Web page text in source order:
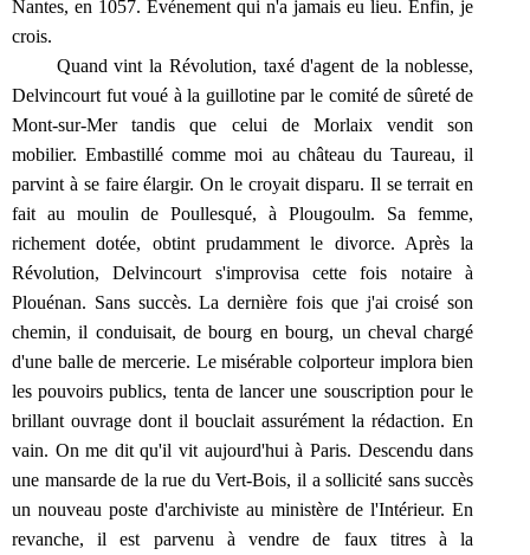
Nantes, en 1057. Evénement qui n'a jamais eu lieu. Enfin, je
crois.
Quand vint la Révolution, taxé d'agent de la noblesse,
Delvincourt fut voué à la guillotine par le comité de sûreté de
Mont-sur-Mer tandis que celui de Morlaix vendit son
mobilier. Embastillé comme moi au château du Taureau, il
parvint à se faire élargir. On le croyait disparu. Il se terrait en
fait au moulin de Poullesqué, à Plougoulm. Sa femme,
richement dotée, obtint prudamment le divorce. Après la
Révolution, Delvincourt s'improvisa cette fois notaire à
Plouénan. Sans succès. La dernière fois que j'ai croisé son
chemin, il conduisait, de bourg en bourg, un cheval chargé
d'une balle de mercerie. Le misérable colporteur implora bien
les pouvoirs publics, tenta de lancer une souscription pour le
brillant ouvrage dont il bouclait assurément la rédaction. En
vain. On me dit qu'il vit aujourd'hui à Paris. Descendu dans
une mansarde de la rue du Vert-Bois, il a sollicité sans succès
un nouveau poste d'archiviste au ministère de l'Intérieur. En
revanche, il est parvenu à vendre de faux titres à la